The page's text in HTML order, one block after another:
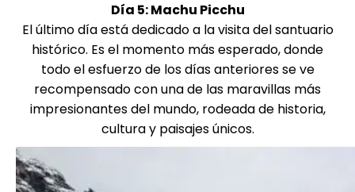
Día 5: Machu Picchu
El último día está dedicado a la visita del santuario
histórico. Es el momento más esperado, donde
todo el esfuerzo de los días anteriores se ve
recompensado con una de las maravillas más
impresionantes del mundo, rodeada de historia,
cultura y paisajes únicos.